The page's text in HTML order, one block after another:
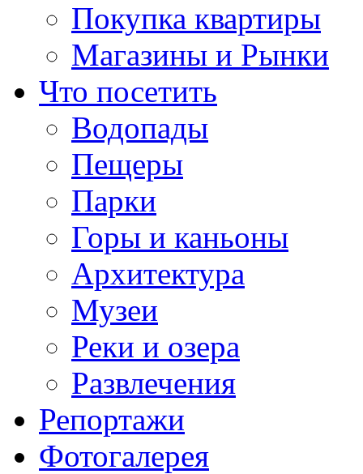
Покупка квартиры
Магазины и Рынки
Что посетить
Водопады
Пещеры
Парки
Горы и каньоны
Архитектура
Музеи
Реки и озера
Развлечения
Репортажи
Фотогалерея